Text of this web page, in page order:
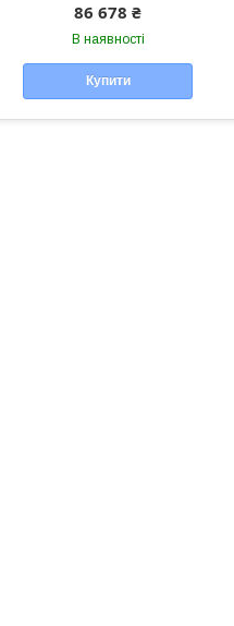
86 678 ₴
В наявності
Купити